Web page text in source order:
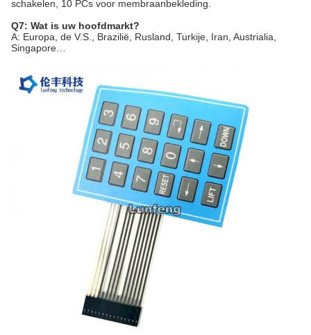
schakelen, 10 PCs voor membraanbekleding.
Q7: Wat is uw hoofdmarkt?
A: Europa, de V.S., Brazilië, Rusland, Turkije, Iran, Austrialia,
Singapore…